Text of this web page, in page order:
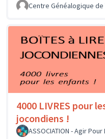
Centre Généalogique de
4000 LIVRES pour
jocondiens !
ASSOCIATION - Agir